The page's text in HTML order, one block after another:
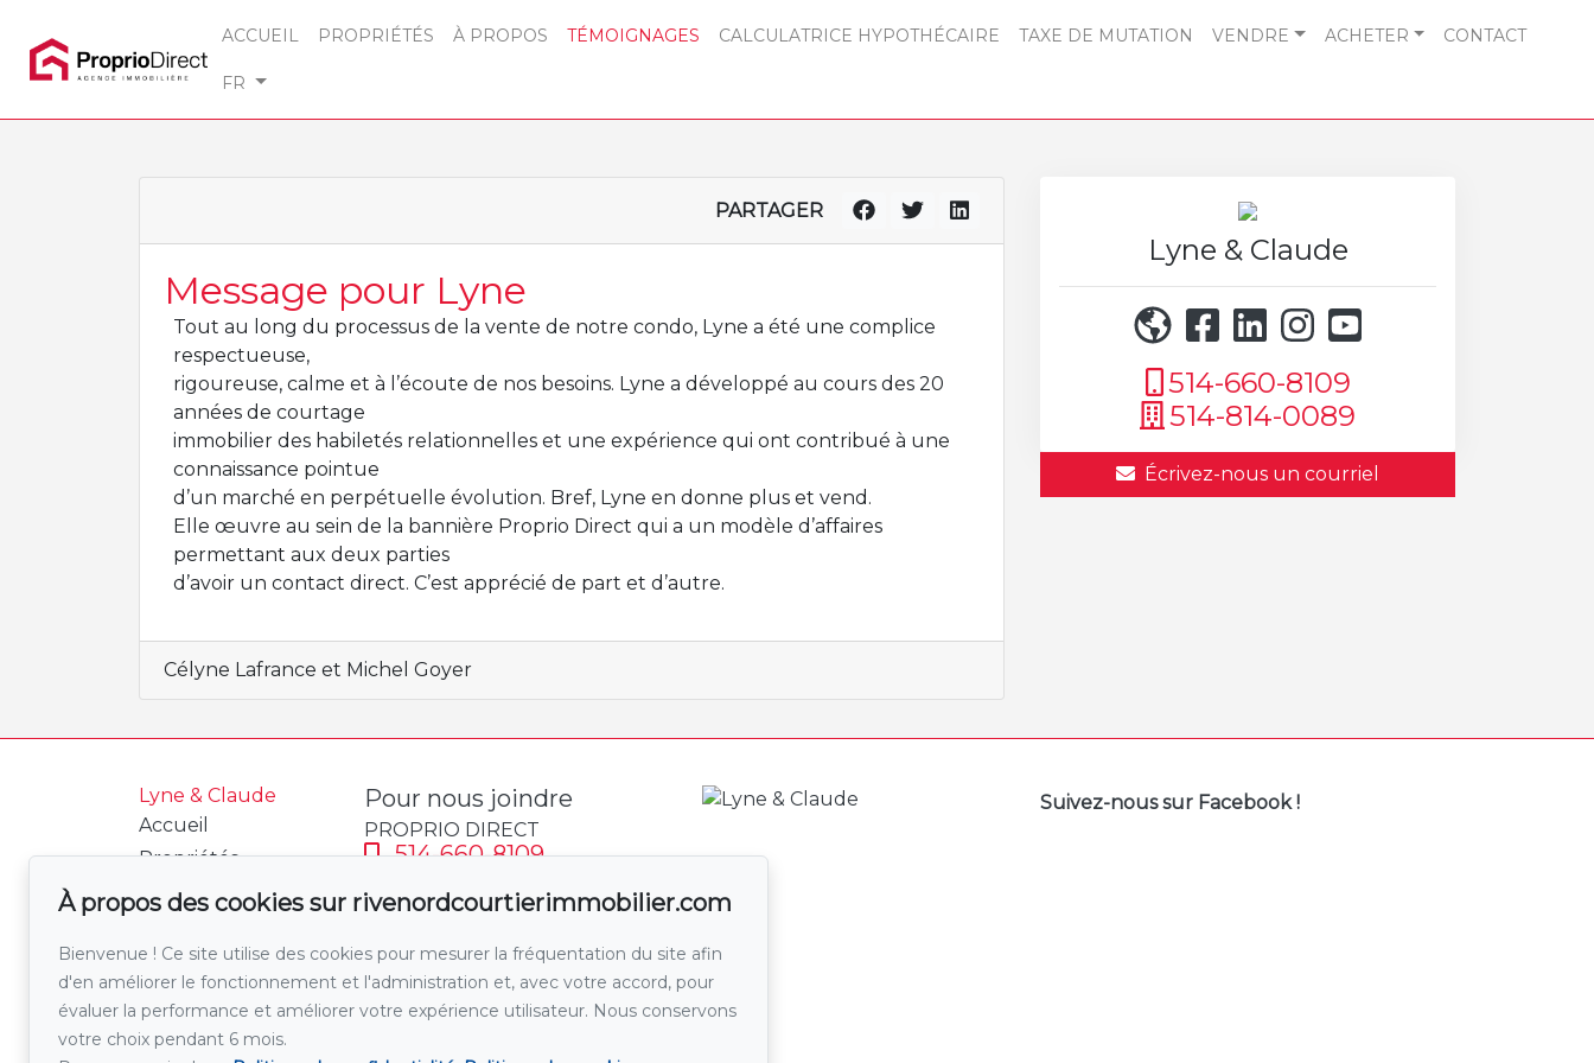
ACCUEIL PROPRIÉTÉS À PROPOS TÉMOIGNAGES CALCULATRICE HYPOTHÉCAIRE TAXE DE MUTATION VENDRE ACHETER CONTACT
FR
PARTAGER
Message pour Lyne
Tout au long du processus de la vente de notre condo, Lyne a été une complice
respectueuse,
rigoureuse, calme et à l’écoute de nos besoins. Lyne a développé au cours des 20
années de courtage
immobilier des habiletés relationnelles et une expérience qui ont contribué à une
connaissance pointue
d’un marché en perpétuelle évolution. Bref, Lyne en donne plus et vend.
Elle œuvre au sein de la bannière Proprio Direct qui a un modèle d’affaires
permettant aux deux parties
d’avoir un contact direct. C’est apprécié de part et d’autre.
Célyne Lafrance et Michel Goyer
Lyne & Claude
514-660-8109
514-814-0089
Écrivez-nous un courriel
Lyne & Claude
Accueil
Propriétés
À propos
Calculatrice
hypothécaire
Taxe de mutation
Vendre
Pour nous joindre
PROPRIO DIRECT
514-660-8109
Suivez-nous sur Facebook !
À propos des cookies sur rivenordcourtierimmobilier.com
Bienvenue ! Ce site utilise des cookies pour mesurer la fréquentation du site afin
d'en améliorer le fonctionnement et l'administration et, avec votre accord, pour
évaluer la performance et améliorer votre expérience utilisateur. Nous conservons
votre choix pendant 6 mois.